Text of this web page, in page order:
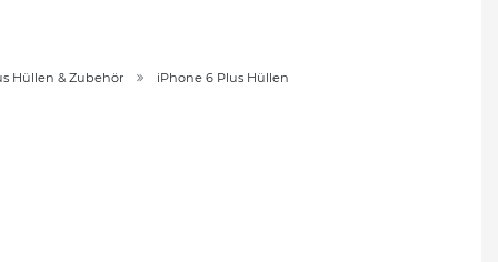
Hüllen & Zubehör iPhone 6 Plus Hüllen